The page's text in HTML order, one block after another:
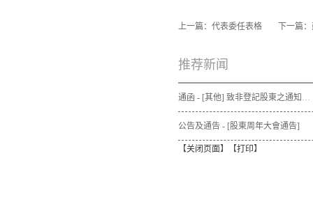
上一篇： 代表委任表格 下一篇：
推荐新闻
通函 - [其他] 致非登記股東之通知信函及申請表格 - 通函連同股東週年大會通告及代表委任表格之發佈通知
公告及通告 - [股東周年大會通告]
【关闭页面】【打印】